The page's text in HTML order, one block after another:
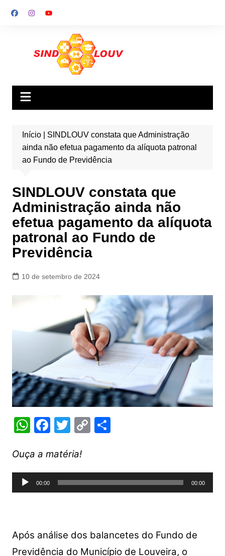
para
Início| SINDLOUV constata que Administração
ainda não efetua pagamento da alíquota patronal
ao Fundo de Previdência
SINDLOUV constata que
Administração ainda não
efetua pagamento da alíquota
patronal ao Fundo de
Previdência
10 de setembro de 2024
W
at
s
A
F
c
e
b
k
T
itt
er
C
y
Li
S
e
Ouça a matéria!
Tocador
de
00:00 00:00
Após análise dos balancetes do Fundo de
Previdência do Município de Louveira, o